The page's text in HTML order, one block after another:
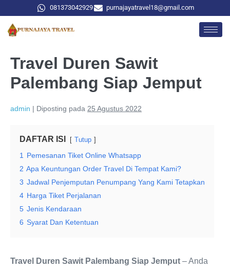
081373042929 purnajayatravel18@gmail.com
Travel Duren Sawit
Palembang Siap Jemput
admin | Diposting pada 25 Agustus 2022
DAFTAR ISI Tutup
1
Pemesanan Tiket Online Whatsapp
2 Apa Keuntungan Order Travel Di Tempat Kami?
3 Jadwal Penjemputan Penumpang Yang Kami Tetapkan
4 Harga Tiket Perjalanan
5 Jenis Kendaraan
6 Syarat Dan Ketentuan
Travel Duren Sawit Palembang Siap Jemput – Anda